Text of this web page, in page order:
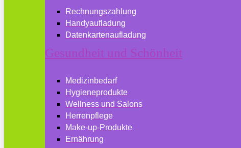
Rechnungszahlung
Handyaufladung
Datenkartenaufladung
Gesundheit und Schönheit
Medizinbedarf
Hygieneprodukte
Wellness und Salons
Herrenpflege
Make-up-Produkte
Ernährung